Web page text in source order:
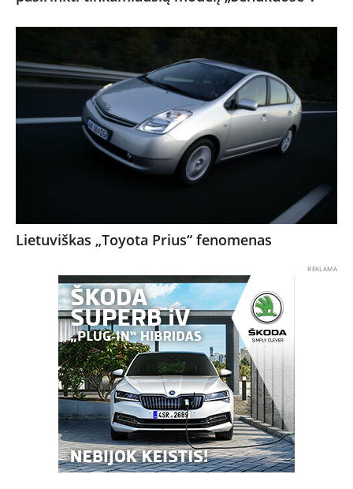
Lietuviškas „Toyota Prius“ fenomenas
REKLAMA